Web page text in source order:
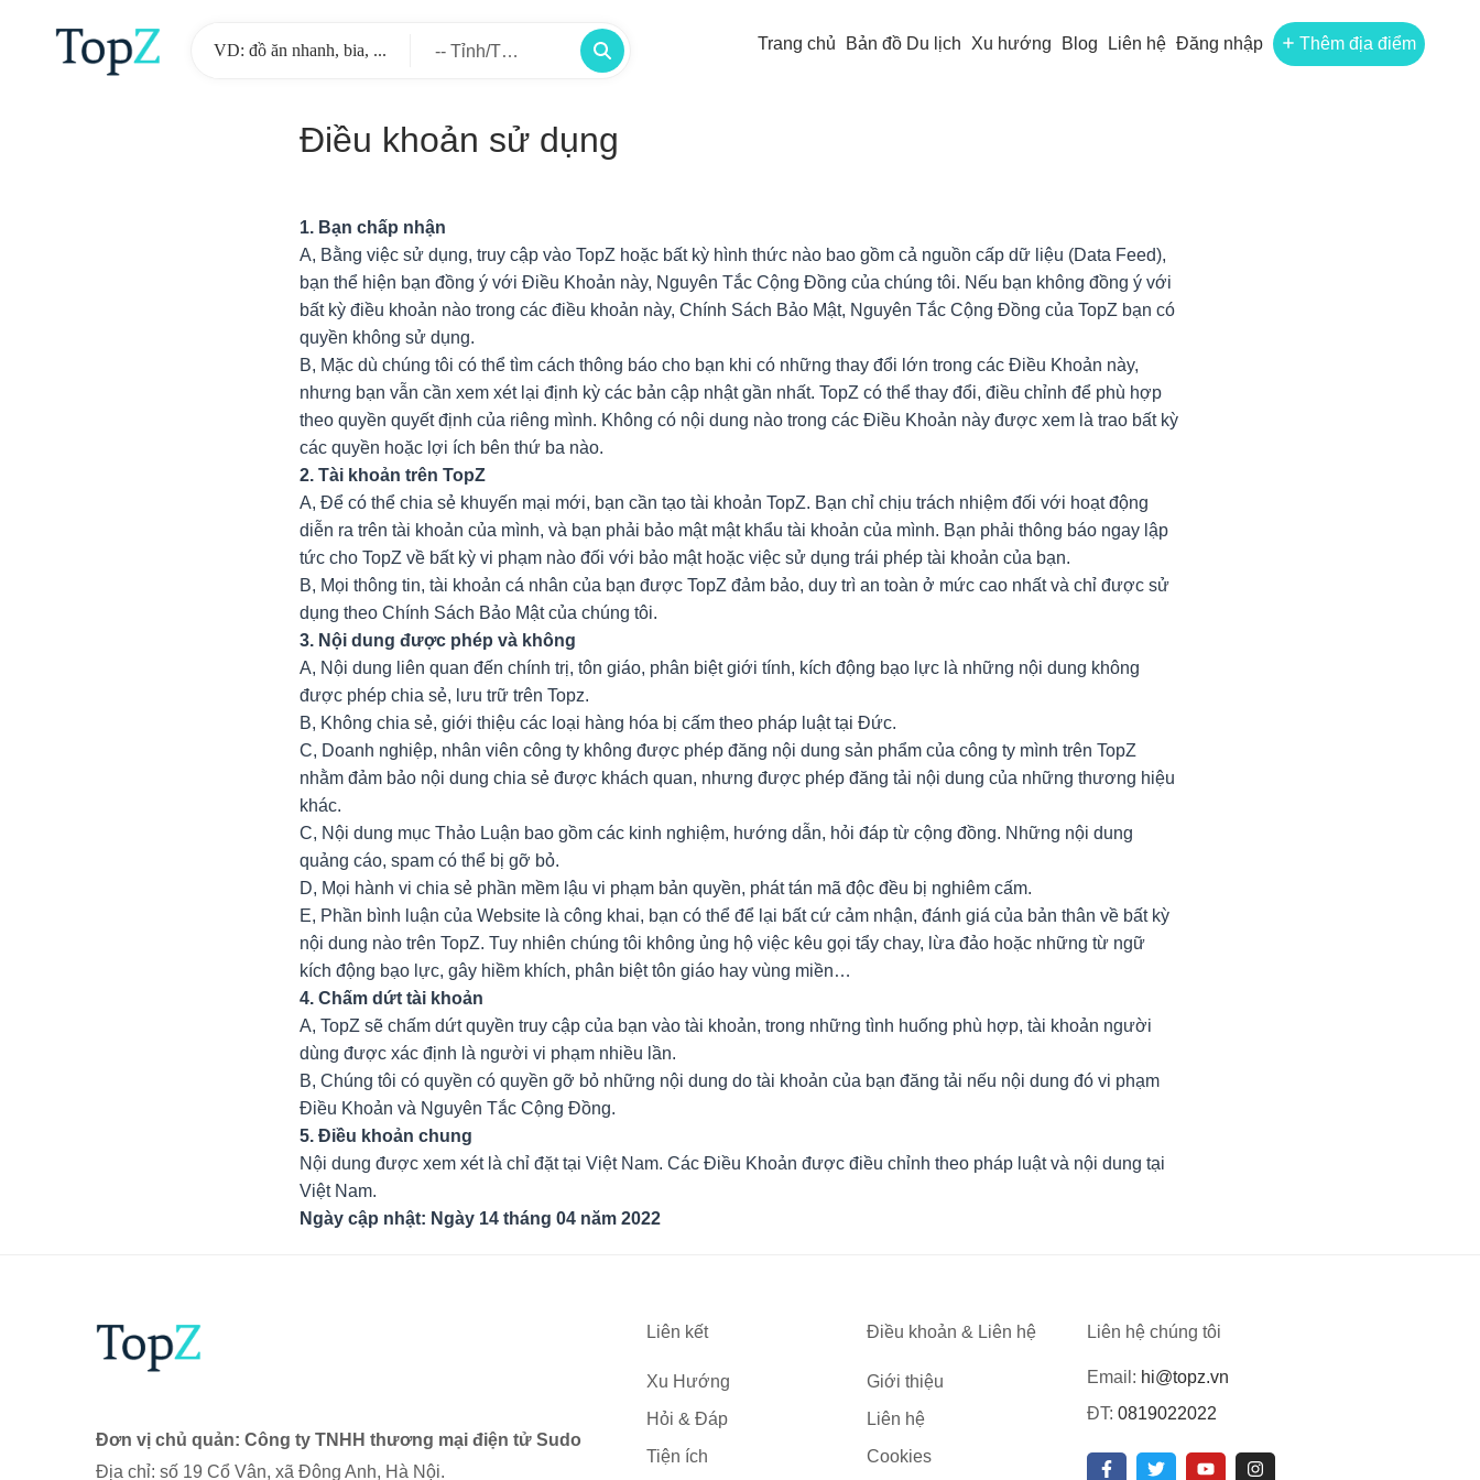
-- Tỉnh/TP -
Trang chủ Bản đồ Du lịch Xu hướng Blog Liên hệ Đăng nhập Thêm địa điểm
Điều khoản sử dụng
1. Bạn chấp nhận
A, Bằng việc sử dụng, truy cập vào TopZ hoặc bất kỳ hình thức nào bao gồm cả nguồn cấp dữ liệu (Data Feed),
bạn thể hiện bạn đồng ý với Điều Khoản này, Nguyên Tắc Cộng Đồng của chúng tôi. Nếu bạn không đồng ý với
bất kỳ điều khoản nào trong các điều khoản này, Chính Sách Bảo Mật, Nguyên Tắc Cộng Đồng của TopZ bạn có
quyền không sử dụng.
B, Mặc dù chúng tôi có thể tìm cách thông báo cho bạn khi có những thay đổi lớn trong các Điều Khoản này,
nhưng bạn vẫn cần xem xét lại định kỳ các bản cập nhật gần nhất. TopZ có thể thay đổi, điều chỉnh để phù hợp
theo quyền quyết định của riêng mình. Không có nội dung nào trong các Điều Khoản này được xem là trao bất kỳ
các quyền hoặc lợi ích bên thứ ba nào.
2. Tài khoản trên TopZ
A, Để có thể chia sẻ khuyến mại mới, bạn cần tạo tài khoản TopZ. Bạn chỉ chịu trách nhiệm đối với hoạt động
diễn ra trên tài khoản của mình, và bạn phải bảo mật mật khẩu tài khoản của mình. Bạn phải thông báo ngay lập
tức cho TopZ về bất kỳ vi phạm nào đối với bảo mật hoặc việc sử dụng trái phép tài khoản của bạn.
B, Mọi thông tin, tài khoản cá nhân của bạn được TopZ đảm bảo, duy trì an toàn ở mức cao nhất và chỉ được sử
dụng theo Chính Sách Bảo Mật của chúng tôi.
3. Nội dung được phép và không
A, Nội dung liên quan đến chính trị, tôn giáo, phân biệt giới tính, kích động bạo lực là những nội dung không
được phép chia sẻ, lưu trữ trên Topz.
B, Không chia sẻ, giới thiệu các loại hàng hóa bị cấm theo pháp luật tại Đức.
C, Doanh nghiệp, nhân viên công ty không được phép đăng nội dung sản phẩm của công ty mình trên TopZ
nhằm đảm bảo nội dung chia sẻ được khách quan, nhưng được phép đăng tải nội dung của những thương hiệu
khác.
C, Nội dung mục Thảo Luận bao gồm các kinh nghiệm, hướng dẫn, hỏi đáp từ cộng đồng. Những nội dung
quảng cáo, spam có thể bị gỡ bỏ.
D, Mọi hành vi chia sẻ phần mềm lậu vi phạm bản quyền, phát tán mã độc đều bị nghiêm cấm.
E, Phần bình luận của Website là công khai, bạn có thể để lại bất cứ cảm nhận, đánh giá của bản thân về bất kỳ
nội dung nào trên TopZ. Tuy nhiên chúng tôi không ủng hộ việc kêu gọi tẩy chay, lừa đảo hoặc những từ ngữ
kích động bạo lực, gây hiềm khích, phân biệt tôn giáo hay vùng miền…
4. Chấm dứt tài khoản
A, TopZ sẽ chấm dứt quyền truy cập của bạn vào tài khoản, trong những tình huống phù hợp, tài khoản người
dùng được xác định là người vi phạm nhiều lần.
B, Chúng tôi có quyền có quyền gỡ bỏ những nội dung do tài khoản của bạn đăng tải nếu nội dung đó vi phạm
Điều Khoản và Nguyên Tắc Cộng Đồng.
5. Điều khoản chung
Nội dung được xem xét là chỉ đặt tại Việt Nam. Các Điều Khoản được điều chỉnh theo pháp luật và nội dung tại
Việt Nam.
Ngày cập nhật: Ngày 14 tháng 04 năm 2022
Đơn vị chủ quản: Công ty TNHH thương mại điện tử Sudo
Địa chỉ: số 19 Cổ Vân, xã Đông Anh, Hà Nội.
Liên kết
Xu Hướng
Hỏi & Đáp
Tiện ích
Điều khoản & Liên hệ
Giới thiệu
Liên hệ
Cookies
Liên hệ chúng tôi
Email: hi@topz.vn
ĐT: 0819022022